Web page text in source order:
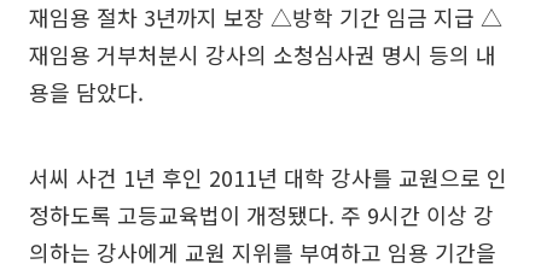
재임용 절차 3년까지 보장 △방학 기간 임금 지급 △
재임용 거부처분시 강사의 소청심사권 명시 등의 내
용을 담았다.
서씨 사건 1년 후인 2011년 대학 강사를 교원으로 인
정하도록 고등교육법이 개정됐다. 주 9시간 이상 강
의하는 강사에게 교원 지위를 부여하고 임용 기간을